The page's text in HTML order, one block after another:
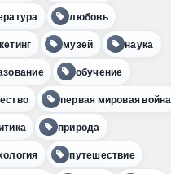
любовь
музей наука
обучение
первая мировая война
природа
путешествие